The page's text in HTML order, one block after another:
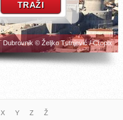
Dubrovnik © Željko Tutnjević / Cropix
X Y Z Ž